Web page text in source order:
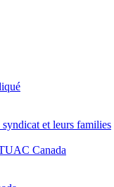
et leurs families
Canada